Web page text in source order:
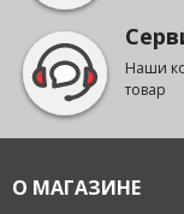
Наши
товар
О МАГАЗИНЕ